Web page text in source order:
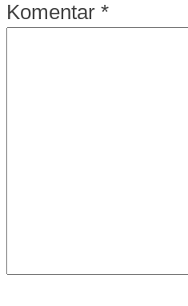
Komentar *